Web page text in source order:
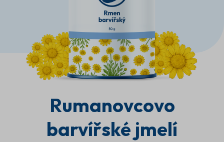
Rumanovcovo
barvířské jmelí